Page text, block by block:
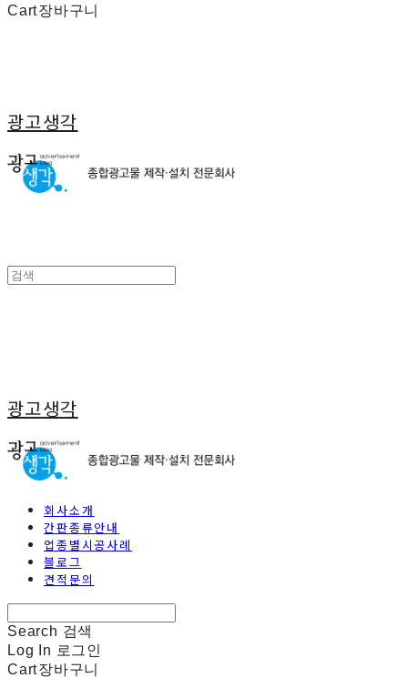
Cart장바구니
광고생각
광고생각
회사소개
간판종류안내
업종별시공사례
블로그
견적문의
Search 검색
Log In 로그인
Cart장바구니